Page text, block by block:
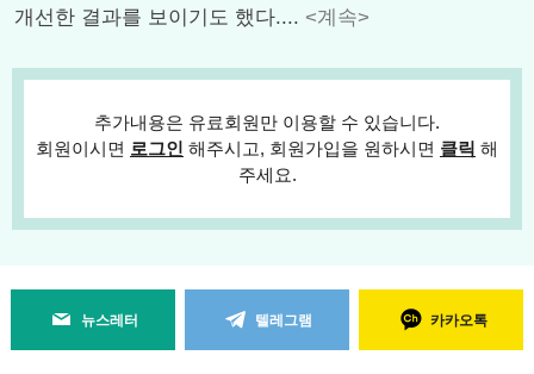
개선한 결과를 보이기도 했다.... <계속>
추가내용은 유료회원만 이용할 수 있습니다.
회원이시면 로그인 해주시고, 회원가입을 원하시면 클릭 해
주세요.
뉴스레터 텔레그램 카카오톡